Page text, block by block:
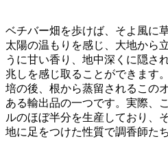
ベチバー畑を歩けば、そよ風に
太陽の温もりを感じ、大地から
うに甘い香り、地中深くに隠さ
兆しを感じ取ることができます
培の後、根から蒸留されるこの
ある輸出品の一つです。実際、
ルのほぼ半分を生産しており、
地に足をつけた性質で調香師た